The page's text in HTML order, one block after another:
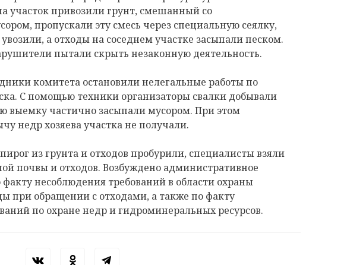
участок привозили грунт, смешанный со
пропускали эту смесь через специальную сеялку,
а отходы на соседнем участке засыпали песком.
пытали скрыть незаконную деятельность.
комитета остановили нелегальные работы по
С помощью техники организаторы свалки добывали
выемку частично засыпали мусором. При этом
недр хозяева участка не получали.
из грунта и отходов пробурили, специалисты взяли
почвы и отходов. Возбуждено административное
факту несоблюдения требований в области охраны
при обращении с отходами, а также по факту
по охране недр и гидроминеральных ресурсов.